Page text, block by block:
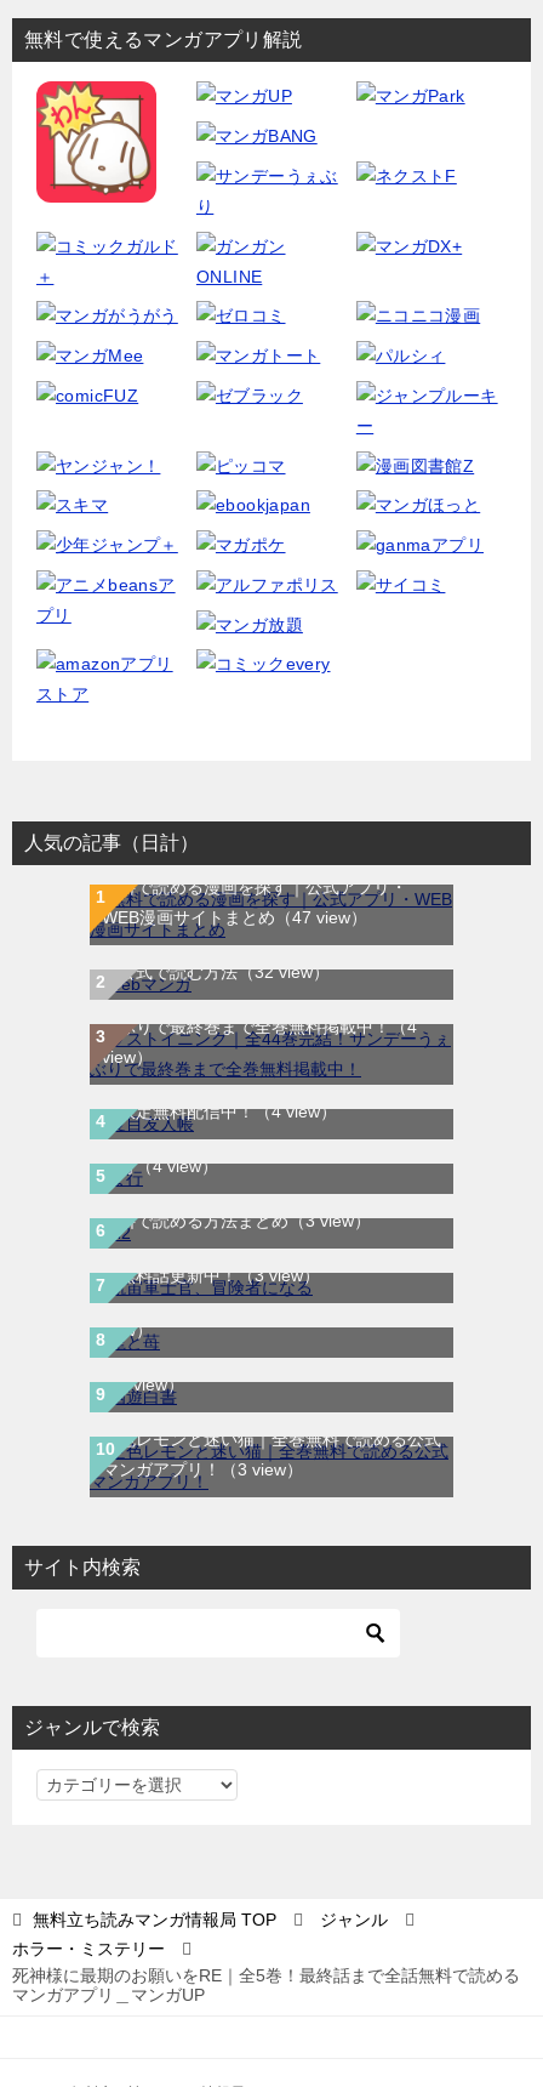
無料で使えるマンガアプリ解説
人気の記事（日計）
無料で読める漫画を探す｜公式アプリ・
WEB漫画サイトまとめ （47 view）
WEB漫画サイト一覧｜ブラウザで無料漫画
を公式で読む方法（32 view）
ラストイニング｜全44巻完結！サンデーう
ぇぶりで最終巻まで全巻無料掲載中！（4
view）
夏目友人帳｜最新刊30巻！マンガParkで期
間限定無料配信中！（4 view）
ま行（4 view）
H2はどこで読める？｜サンデーうぇぶりで
無料で読める方法まとめ（3 view）
航宙軍士官、冒険者になる｜最新刊第6巻！
第5巻まで無料で読めるマンガアプリ！※順
次無料話更新中！（3 view）
龍と苺｜最新刊第4巻！全巻無料で読める公
式マンガアプリ＿サンデーうぇぶり（3
view）
幽遊白書｜全19巻が無料で読める公式マン
ガアプリ！90年代を代表するバトル漫画！
（3 view）
空色レモンと迷い猫｜全巻無料で読める公式
マンガアプリ！
（3 view）
サイト内検索
ジャンルで検索
ジ
検
索
無料立ち読みマンガ情報局 TOP
ジャンル
ホラー・ミステリー
死神様に最期のお願いをRE｜全5巻！最終話まで全話無料で読める
マンガアプリ＿マンガUP